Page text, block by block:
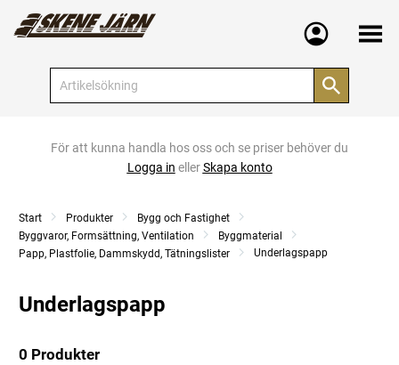
Meny
För att kunna handla hos oss och se priser behöver du
Logga in ellerSkapa konto
Start Produkter
Bygg och Fastighet
Byggvaror, Formsättning, Ventilation
Byggmaterial
Papp, Plastfolie, Dammskydd, Tätningslister
Underlagspapp
Underlagspapp
0 Produkter